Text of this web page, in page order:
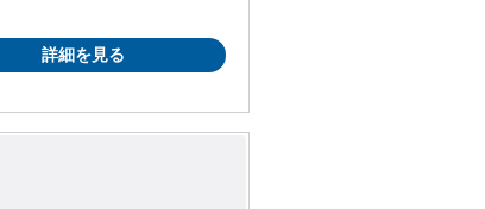
詳細を見る